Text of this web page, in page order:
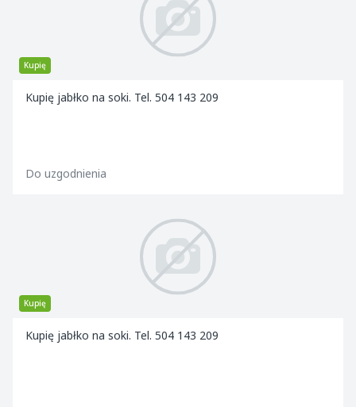
Kupię
Kupię jabłko na soki. Tel. 504 143 209
Do uzgodnienia
Kupię
Kupię jabłko na soki. Tel. 504 143 209